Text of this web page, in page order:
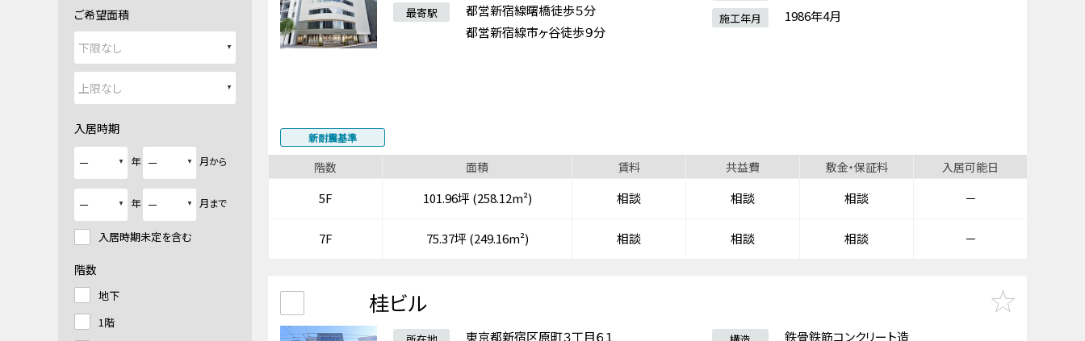
最寄駅
都営新宿線曙橋徒歩５分
都営新宿線市ヶ谷徒歩９分
施工年月 1986年4月
新耐震基準
階数 面積 賃料 共益費 敷金・保証料 入居可能日
5F 101.96坪 (258.12m²) 相談 相談 相談 －
7F 75.37坪 (249.16m²) 相談 相談 相談 －
桂ビル
東京都新宿区原町３丁目６１ 鉄骨鉄筋コンクリート造
ご希望面積
入居時期
年 月から
年 月まで
入居時期未定を含む
階数
地下
1階